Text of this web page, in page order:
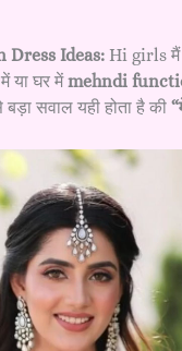
Dress Ideas: Hi girls
या घर मेंmehndi
सवाल यही होता है की